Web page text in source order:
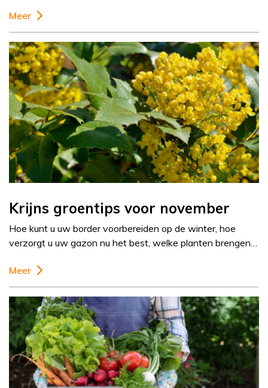
Meer
Krijns groentips voor november
Hoe kunt u uw border voorbereiden op de winter, hoe
verzorgt u uw gazon nu het best, welke planten brengen…
Meer